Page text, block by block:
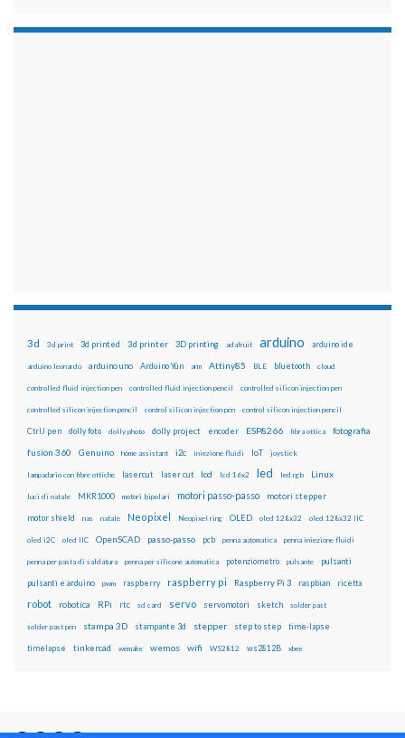
3d 3d print 3d printed 3d printer 3D printing adafruit arduino arduino ide
arduino leonardo arduino uno Arduino Yún arm Attiny85 BLE bluetooth cloud
controlled fluid injection pen controlled fluid injection pencil controlled silicon injection pen
controlled silicon injection pencil control silicon injection pen control silicon injection pencil
CtrlJ pen dolly foto dolly photo dolly project encoder ESP8266 fibra ottica fotografia
fusion 360 Genuino home assistant i2c iniezione fluidi IoT joystick
lampadario con fibre ottiche lasercut laser cut lcd lcd 16x2 led led rgb Linux
luci di natale MKR1000 motori bipolari motori passo-passo motori stepper
motor shield nas natale Neopixel Neopixel ring OLED oled 128x32 oled 128x32 IIC
oled i2C oled IIC OpenSCAD passo-passo pcb penna automatica penna iniezione fluidi
penna per pasta di saldatura penna per silicone automatica potenziometro pulsante pulsanti
pulsanti e arduino pwm raspberry raspberry pi Raspberry Pi 3 raspbian ricetta
robot robotica RPi rtc sd card servo servomotori sketch solder past
solder past pen stampa 3D stampante 3d stepper step to step time-lapse
timelapse tinkercad wemake wemos wifi WS2812 ws2812B xbee